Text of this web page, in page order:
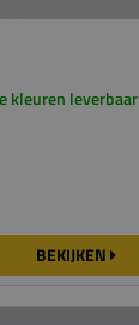
kleuren leverbaar
BEKIJKEN